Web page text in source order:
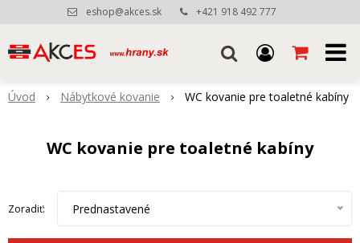
eshop@akces.sk +421 918 492 777
Úvod Nábytkové kovanie WC kovanie pre toaletné kabíny
WC kovanie pre toaletné kabíny
Zoradiť: Prednastavené